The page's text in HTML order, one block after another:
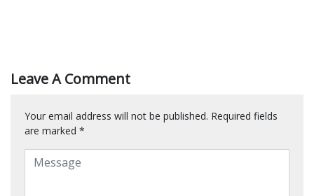
Leave A Comment
Your email address will not be published. Required fields
are marked *